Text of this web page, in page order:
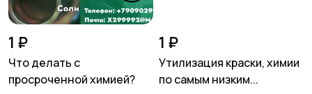
1 ₽
Что делать с
просроченной химией?
1 ₽
Утилизация краски, химии
по самым низким...